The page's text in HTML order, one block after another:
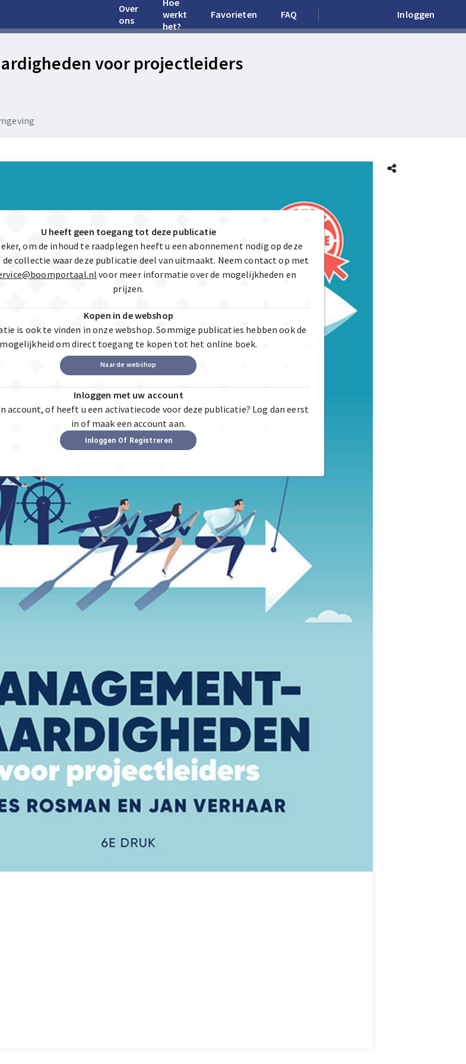
Over
ons
Hoe
werkt
het?
Favorieten FAQ Inloggen
voor projectleiders
U heeft geen toegang tot deze publicatie
om de inhoud te raadplegen heeft u een abonnement nodig op deze
collectie waar deze publicatie deel van uitmaakt. Neem contact op met
voor meer informatie over de mogelijkheden en
prijzen.
Kopen in de webshop
is ook te vinden in onze webshop. Sommige publicaties hebben ook de
mogelijkheid om direct toegang te kopen tot het online boek.
Naar de webshop
Inloggen met uw account
account, of heeft u een activatiecode voor deze publicatie? Log dan eerst
in of maak een account aan.
Inloggen Of Registreren